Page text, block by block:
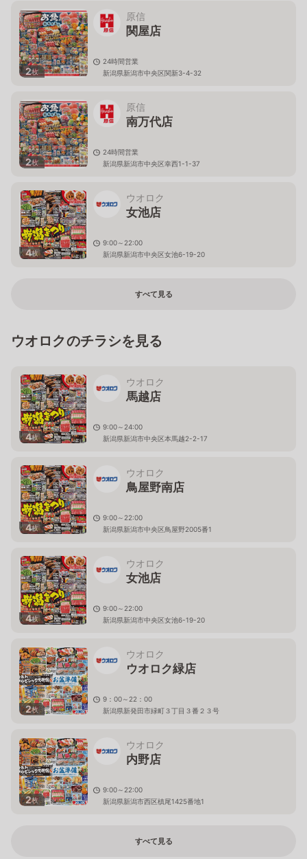
2枚
原信
関屋店
24時間営業
新潟県新潟市中央区関新3-4-32
2枚
原信
南万代店
24時間営業
新潟県新潟市中央区幸西1-1-37
4枚
ウオロク
女池店
9:00～22:00
新潟県新潟市中央区女池6-19-20
すべて見る
ウオロクのチラシを見る
4枚
ウオロク
馬越店
9:00～24:00
新潟県新潟市中央区本馬越2-2-17
4枚
ウオロク
鳥屋野南店
9:00～22:00
新潟県新潟市中央区鳥屋野2005番1
4枚
ウオロク
女池店
9:00～22:00
新潟県新潟市中央区女池6-19-20
2枚
ウオロク
ウオロク緑店
9：00～22：00
新潟県新発田市緑町３丁目３番２３号
2枚
ウオロク
内野店
9:00～22:00
新潟県新潟市西区槙尾1425番地1
すべて見る